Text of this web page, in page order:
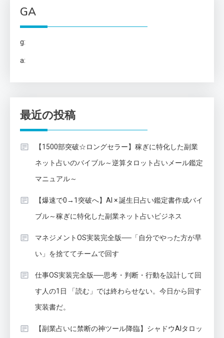
GA
g:
a:
最近の投稿
【1500部突破☆ロングセラー】稼ぎに特化した副業
ネット占いのバイブル～逆算タロット占いメール鑑定
マニュアル～
【爆速で0→1突破へ】AI × 誕生日占い鑑定書作成バイ
ブル～稼ぎに特化した副業ネット占いビジネス
マネジメントOS実装完全版──「自分でやった方が早
い」を捨ててチームで回す
仕事OS実装完全版──思考・判断・行動を設計して回
す人の1日 「読む」では終わらせない。今日から回す
実装書だ。
【副業占いに禁断の神ツール降臨】シャドウAIタロッ